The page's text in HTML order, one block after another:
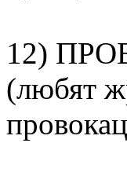
12)
(любят